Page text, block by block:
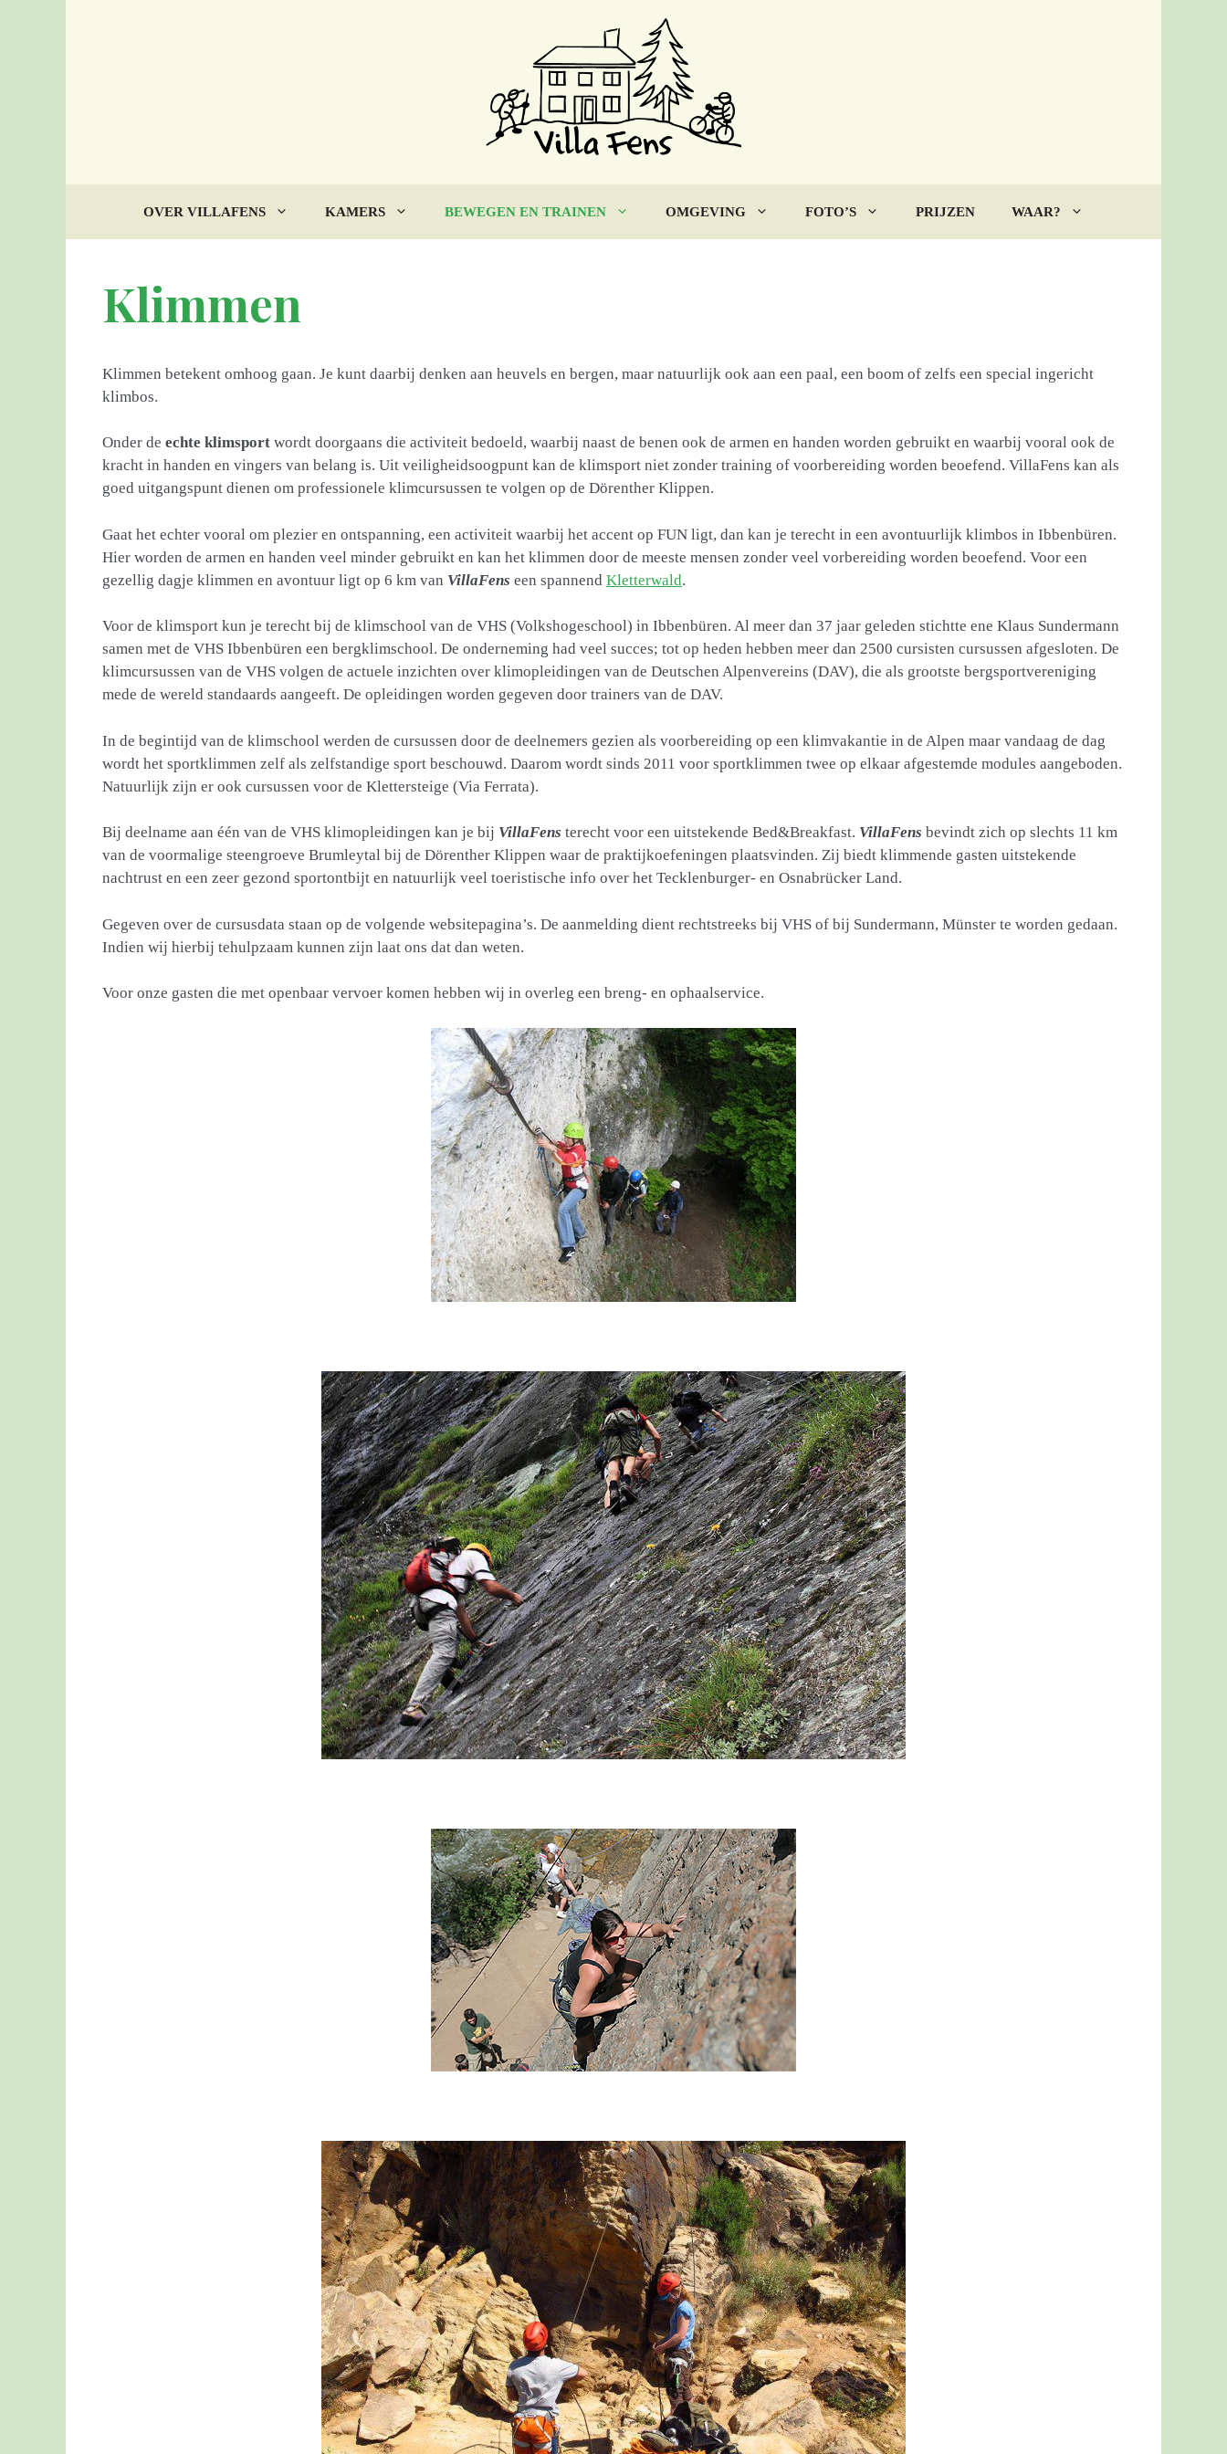
OVER VILLAFENS KAMERS BEWEGEN EN TRAINEN OMGEVING FOTO’S PRIJZEN WAAR?
Klimmen
Klimmen betekent omhoog gaan. Je kunt daarbij denken aan heuvels en bergen, maar natuurlijk ook aan een paal, een boom of zelfs een special ingericht
klimbos.
Onder de echte klimsport wordt doorgaans die activiteit bedoeld, waarbij naast de benen ook de armen en handen worden gebruikt en waarbij vooral ook de
kracht in handen en vingers van belang is. Uit veiligheidsoogpunt kan de klimsport niet zonder training of voorbereiding worden beoefend. VillaFens kan als
goed uitgangspunt dienen om professionele klimcursussen te volgen op de Dörenther Klippen.
Gaat het echter vooral om plezier en ontspanning, een activiteit waarbij het accent op FUN ligt, dan kan je terecht in een avontuurlijk klimbos in Ibbenbüren.
Hier worden de armen en handen veel minder gebruikt en kan het klimmen door de meeste mensen zonder veel vorbereiding worden beoefend. Voor een
gezellig dagje klimmen en avontuur ligt op 6 km van VillaFens een spannend Kletterwald.
Voor de klimsport kun je terecht bij de klimschool van de VHS (Volkshogeschool) in Ibbenbüren. Al meer dan 37 jaar geleden stichtte ene Klaus Sundermann
samen met de VHS Ibbenbüren een bergklimschool. De onderneming had veel succes; tot op heden hebben meer dan 2500 cursisten cursussen afgesloten. De
klimcursussen van de VHS volgen de actuele inzichten over klimopleidingen van de Deutschen Alpenvereins (DAV), die als grootste bergsportvereniging
mede de wereld standaards aangeeft. De opleidingen worden gegeven door trainers van de DAV.
In de begintijd van de klimschool werden de cursussen door de deelnemers gezien als voorbereiding op een klimvakantie in de Alpen maar vandaag de dag
wordt het sportklimmen zelf als zelfstandige sport beschouwd. Daarom wordt sinds 2011 voor sportklimmen twee op elkaar afgestemde modules aangeboden.
Natuurlijk zijn er ook cursussen voor de Klettersteige (Via Ferrata).
Bij deelname aan één van de VHS klimopleidingen kan je bij VillaFens terecht voor een uitstekende Bed&Breakfast. VillaFens bevindt zich op slechts 11 km
van de voormalige steengroeve Brumleytal bij de Dörenther Klippen waar de praktijkoefeningen plaatsvinden. Zij biedt klimmende gasten uitstekende
nachtrust en een zeer gezond sportontbijt en natuurlijk veel toeristische info over het Tecklenburger- en Osnabrücker Land.
Gegeven over de cursusdata staan op de volgende websitepagina’s. De aanmelding dient rechtstreeks bij VHS of bij Sundermann, Münster te worden gedaan.
Indien wij hierbij tehulpzaam kunnen zijn laat ons dat dan weten.
Voor onze gasten die met openbaar vervoer komen hebben wij in overleg een breng- en ophaalservice.